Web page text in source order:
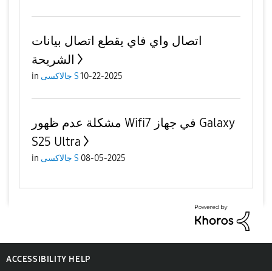
اتصال واي فاي يقطع اتصال بيانات
الشريحة
in جالاكسى S10-22-2025
مشكلة عدم ظهور Wifi7 في جهاز Galaxy
S25 Ultra
in جالاكسى S 08-05-2025
ACCESSIBILITY HELP